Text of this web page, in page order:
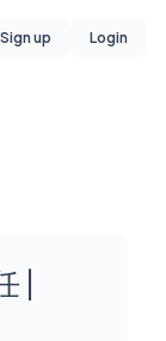
Sign up Login
|